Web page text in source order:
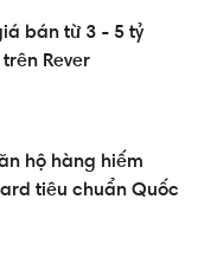
bán từ 3 - 5 tỷ
Rever
hộ hàng hiếm
tiêu chuẩn Quốc